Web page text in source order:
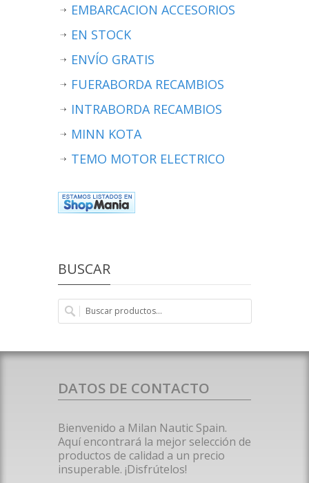
EMBARCACION ACCESORIOS
EN STOCK
ENVÍO GRATIS
FUERABORDA RECAMBIOS
INTRABORDA RECAMBIOS
MINN KOTA
TEMO MOTOR ELECTRICO
BUSCAR
DATOS DE CONTACTO
Bienvenido a Milan Nautic Spain.
Aquí encontrará la mejor selección de
productos de calidad a un precio
insuperable. ¡Disfrútelos!